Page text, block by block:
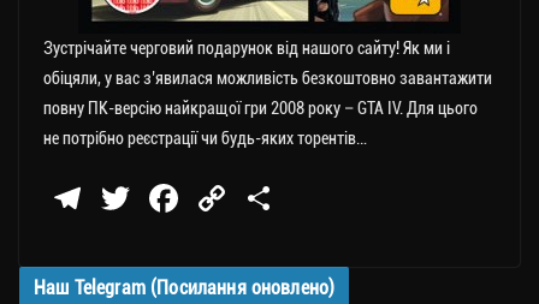
Зустрічайте черговий подарунок від нашого сайту! Як ми і
обіцяли, у вас з’явилася можливість безкоштовно завантажити
повну ПК-версію найкращої гри 2008 року – GTA IV. Для цього
не потрібно реєстрації чи будь-яких торентів…
Te
gr
T
tt
Fa
bo
C
y
ді
Наш Telegram (Посилання оновлено)